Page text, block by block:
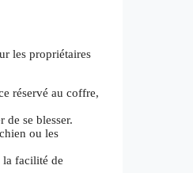
les propriétaires
réservé au coffre,
de se blesser.
ou les
la facilité de